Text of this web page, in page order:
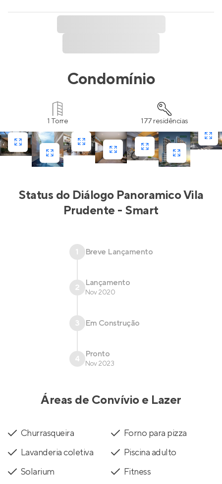
Condomínio
1 Torre 177 residências
Status do Diálogo Panoramico Vila
Prudente - Smart
1 Breve Lançamento
2 Lançamento
Nov 2020
3 Em Construção
4 Pronto
Nov 2023
Áreas de Convívio e Lazer
Churrasqueira
Forno para pizza
Lavanderia coletiva
Piscina adulto
Solarium
Fitness